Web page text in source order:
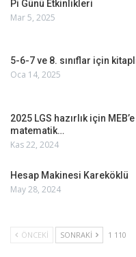
Pi Günü Etkinlikleri
Mar 5, 2025
5-6-7 ve 8. sınıflar için
Oca 14, 2025
2025 LGS hazırlık için
matematik…
Kas 22, 2024
Hesap Makinesi Kareköklü
May 28, 2024
ÖNCEKI SONRAKI 1 110